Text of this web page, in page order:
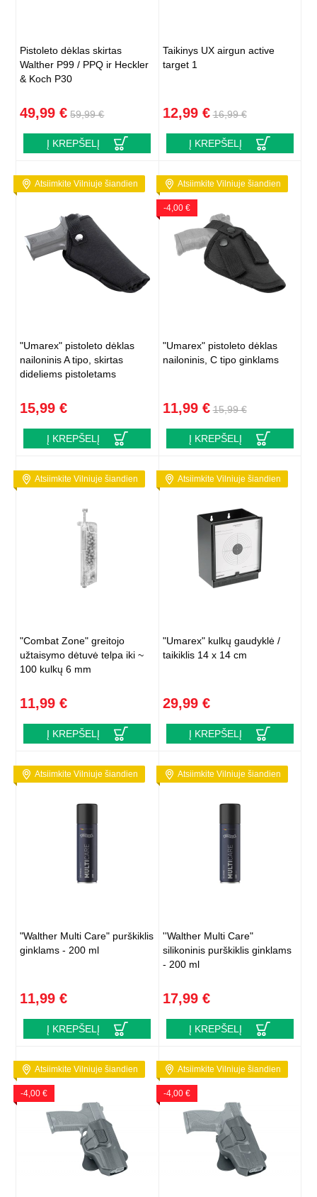
Pistoleto dėklas skirtas
Walther P99 / PPQ ir Heckler
& Koch P30
49,99 € 59,99 €
Į KREPŠELĮ
Taikinys UX airgun active
target 1
12,99 € 16,99 €
Į KREPŠELĮ
Atsiimkite Vilniuje šiandien
"Umarex" pistoleto dėklas
nailoninis A tipo, skirtas
dideliems pistoletams
15,99 €
Į KREPŠELĮ
Atsiimkite Vilniuje šiandien
-4,00 €
"Umarex" pistoleto dėklas
nailoninis, C tipo ginklams
11,99 € 15,99 €
Į KREPŠELĮ
Atsiimkite Vilniuje šiandien
"Combat Zone" greitojo
užtaisymo dėtuvė telpa iki ~
100 kulkų 6 mm
11,99 €
Į KREPŠELĮ
Atsiimkite Vilniuje šiandien
"Umarex" kulkų gaudyklė /
taikiklis 14 x 14 cm
29,99 €
Į KREPŠELĮ
Atsiimkite Vilniuje šiandien
"Walther Multi Care" purškiklis
ginklams - 200 ml
11,99 €
Į KREPŠELĮ
Atsiimkite Vilniuje šiandien
''Walther Multi Care"
silikoninis purškiklis ginklams
- 200 ml
17,99 €
Į KREPŠELĮ
Atsiimkite Vilniuje šiandien
-4,00 €
Atsiimkite Vilniuje šiandien
-4,00 €